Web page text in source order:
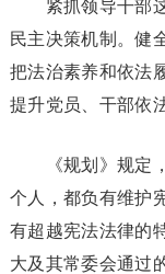
紧抓领导干部这
民主决策机制。健
把法治素养和依法
提升党员、干部依
《规划》规定，
个人，都负有维护
有超越宪法法律的
大及其常委会通过